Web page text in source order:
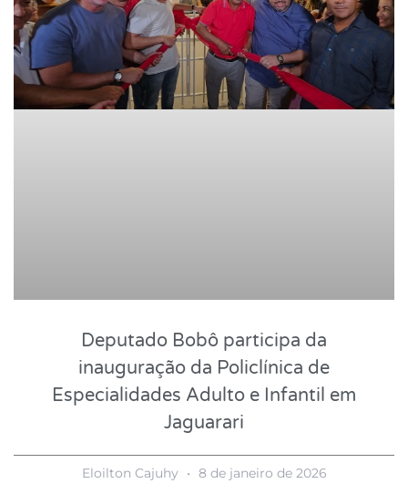
Deputado Bobô participa da
inauguração da Policlínica de
Especialidades Adulto e Infantil em
Jaguarari
Eloilton Cajuhy 8 de janeiro de 2026